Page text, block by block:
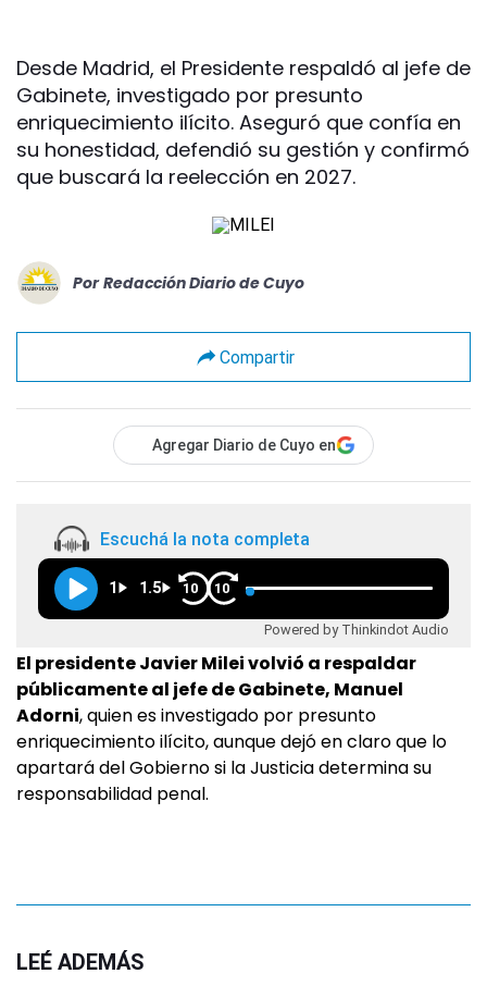
Desde Madrid, el Presidente respaldó al jefe de
Gabinete, investigado por presunto
enriquecimiento ilícito. Aseguró que confía en
su honestidad, defendió su gestión y confirmó
que buscará la reelección en 2027.
Por Redacción Diario de Cuyo
Compartir
Agregar Diario de Cuyo en
Escuchá la nota completa
1 1.5 10 10
Powered by Thinkindot Audio
El presidente Javier Milei volvió a respaldar
públicamente al jefe de Gabinete, Manuel
Adorni, quien es investigado por presunto
enriquecimiento ilícito, aunque dejó en claro que lo
apartará del Gobierno si la Justicia determina su
responsabilidad penal.
LEÉ ADEMÁS